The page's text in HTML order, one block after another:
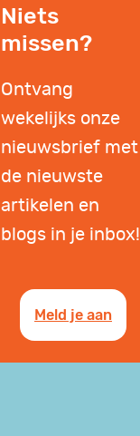
Niets
missen?
Ontvang
wekelijks onze
nieuwsbrief met
de nieuwste
artikelen en
blogs in je inbox!
Meld je aan